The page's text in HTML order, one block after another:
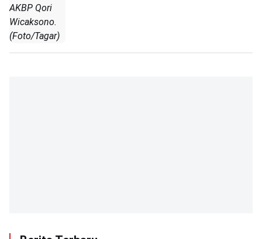
AKBP Qori
Wicaksono.
(Foto/Tagar)